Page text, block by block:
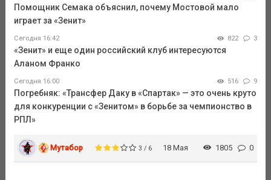
Помощник Семака объяснил, почему Мостовой мало
играет за «Зенит»
Сегодня 16:42 822 3
«Зенит» и еще один российский клуб интересуются
Аланом Франко
Сегодня 16:00 516 9
Погребняк: «Трансфер Даку в «Спартак» — это очень круто
для конкуренции с «Зенитом» в борьбе за чемпионство в
РПЛ»
Мутабор 3 / 6 18 Мая 1805 0